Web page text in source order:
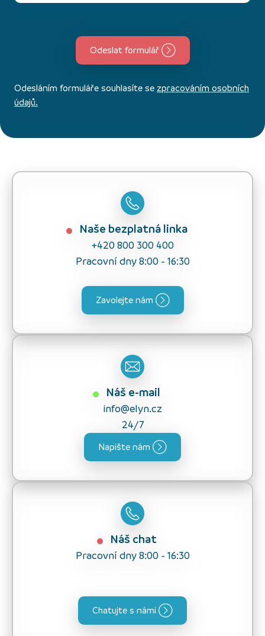
Odeslat formulář
Odesláním formuláře souhlasíte se zpracováním osobních
údajů.
Naše bezplatná linka
+420 800 300 400
Pracovní dny 8:00 - 16:30
Zavolejte nám
Náš e-mail
info@elyn.cz
24/7
Napište nám
Náš chat
Pracovní dny 8:00 - 16:30
Chatujte s námi